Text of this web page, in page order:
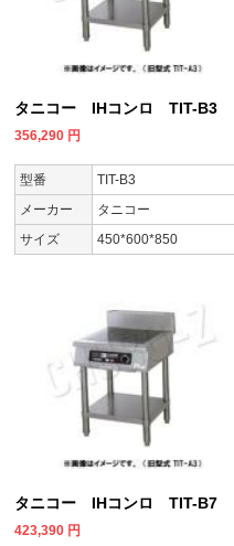
タニコー IHコンロ TIT-B3
356,290 円
型番
TIT-B3
メーカー
タニコー
サイズ
450*600*850
タニコー IHコンロ TIT-B7
423,390 円